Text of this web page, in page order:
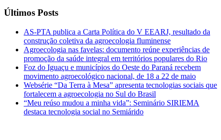
Últimos Posts
AS-PTA publica a Carta Política do V EEARJ, resultado da
construção coletiva da agroecologia fluminense
Agroecologia nas favelas: documento reúne experiências de
promoção da saúde integral em territórios populares do Rio
Foz do Iguaçu e municípios do Oeste do Paraná recebem
movimento agroecológico nacional, de 18 a 22 de maio
Websérie “Da Terra à Mesa” apresenta tecnologias sociais que
fortalecem a agroecologia no Sul do Brasil
“Meu reúso mudou a minha vida”: Seminário SIRIEMA
destaca tecnologia social no Semiárido